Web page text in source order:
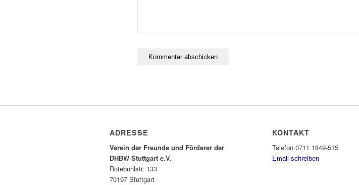
ADRESSE
Verein der Freunde und Förderer der
DHBW Stuttgart e.V.
Rotebühlstr. 133
70197 Stuttgart
KONTAKT
Telefon 0711 1849-515
Email schreiben